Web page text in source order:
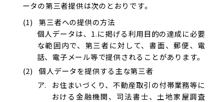
ータの第三者提供は次のとおりです。
第三者への提供の方法
個人データは、1.に掲げる利用目的の達成に必要
な範囲内で、第三者に対して、書面、郵便、電
話、電子メール等で提供されることがあります。
個人データを提供する主な第三者
お住まいづくり、不動産取引の付帯業務等に
おける金融機関、司法書士、土地家屋調査